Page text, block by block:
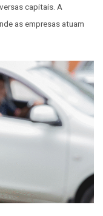
capitais. A
as empresas atuam